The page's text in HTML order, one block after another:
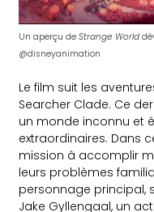
Un aperçu deStrange World
@disneyanimation
Le film suit les
Searcher Clade. Ce
un monde inconnu et
extraordinaires. Dans
mission à accomplir
leurs problèmes
personnage principal,
Jake Gyllengaal, un